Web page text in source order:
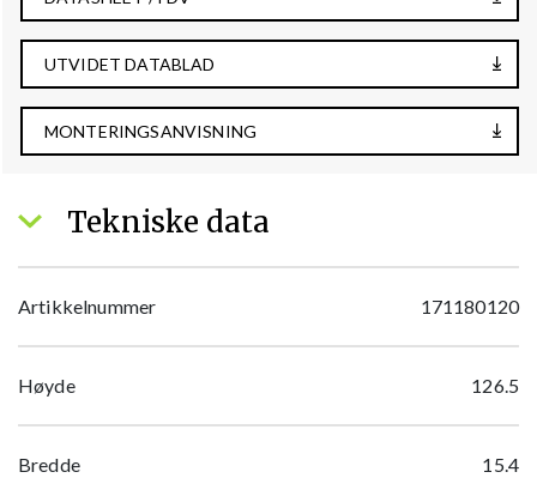
UTVIDET DATABLAD
MONTERINGSANVISNING
Tekniske data
Artikkelnummer 171180120
Høyde 126.5
Bredde 15.4